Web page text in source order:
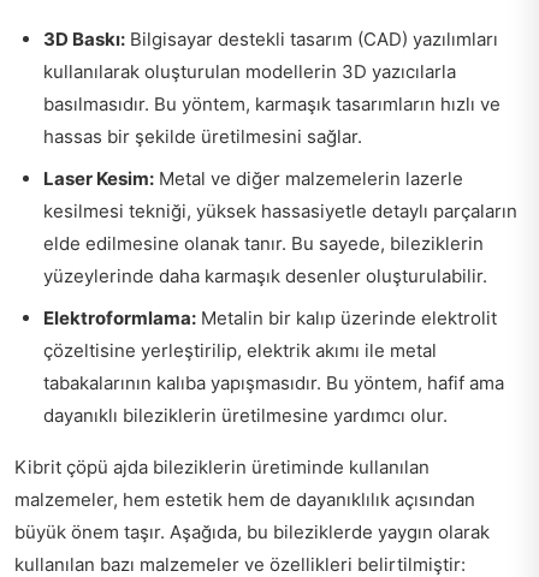
3D Baskı: Bilgisayar destekli tasarım (CAD) yazılımları
kullanılarak oluşturulan modellerin 3D yazıcılarla
basılmasıdır. Bu yöntem, karmaşık tasarımların hızlı ve
hassas bir şekilde üretilmesini sağlar.
Laser Kesim: Metal ve diğer malzemelerin lazerle
kesilmesi tekniği, yüksek hassasiyetle detaylı parçaların
elde edilmesine olanak tanır. Bu sayede, bileziklerin
yüzeylerinde daha karmaşık desenler oluşturulabilir.
Elektroformlama: Metalin bir kalıp üzerinde elektrolit
çözeltisine yerleştirilip, elektrik akımı ile metal
tabakalarının kalıba yapışmasıdır. Bu yöntem, hafif ama
dayanıklı bileziklerin üretilmesine yardımcı olur.
Kibrit çöpü ajda bileziklerin üretiminde kullanılan
malzemeler, hem estetik hem de dayanıklılık açısından
büyük önem taşır. Aşağıda, bu bileziklerde yaygın olarak
kullanılan bazı malzemeler ve özellikleri belirtilmiştir: